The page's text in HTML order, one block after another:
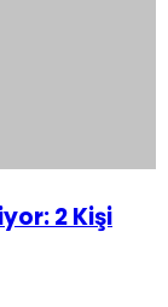
2 Kişi